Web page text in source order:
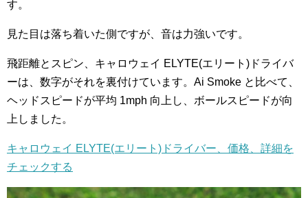
す。
見た目は落ち着いた側ですが、音は力強いです。
飛距離とスピン、キャロウェイ ELYTE(エリート)ドライバ
ーは、数字がそれを裏付けています。Ai Smoke と比べて、
ヘッドスピードが平均 1mph 向上し、ボールスピードが向
上しました。
キャロウェイ ELYTE(エリート)ドライバー、価格、詳細を
チェックする